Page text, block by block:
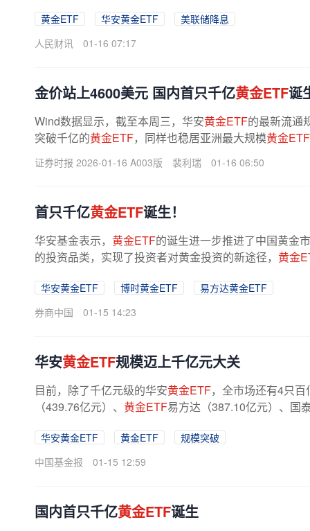
黄金ETF 华安黄金ETF
美联储降息
人民财讯
01-16 07:17
金价站上4600美元 国内首只千亿黄金ETF诞
Wind数据显示，截至本周三，华安黄金ETF的最新流通
突破千亿的黄金ETF，同样也稳居亚洲最大规模黄金ETF
银等贵金属的走势仍相对乐观，认为在...
证券时报 2026-01-16 A003版 裴利瑞 01-16 06:50
首只千亿黄金ETF诞生！
华安基金表示， 黄金ETF的诞生进一步推进了中国黄金
的投资品类，实现了投资者对黄金投资的新途径， 黄金
华安黄金ETF 博时黄金ETF
易方达黄金ETF
券商中国
01-15 14:23
华安黄金ETF规模迈上千亿元大关
目前，除了千亿元级的华安黄金ETF，全市场还有4只百
（439.76亿元）、 黄金ETF易方达（387.10亿元）、国
华安黄金ETF 黄金ETF
规模突破
中国基金报
01-15 12:59
国内首只千亿黄金ETF诞生